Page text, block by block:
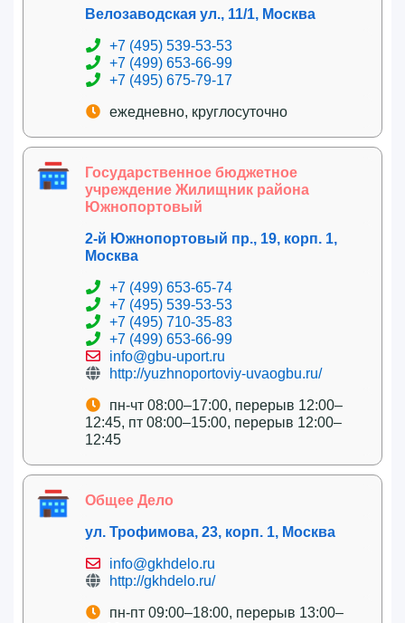
Велозаводская ул., 11/1, Москва
+7 (495) 539-53-53
+7 (499) 653-66-99
+7 (495) 675-79-17
ежедневно, круглосуточно
Государственное бюджетное
учреждение Жилищник района
Южнопортовый
2-й Южнопортовый пр., 19, корп. 1,
Москва
+7 (499) 653-65-74
+7 (495) 539-53-53
+7 (495) 710-35-83
+7 (499) 653-66-99
info@gbu-uport.ru
http://yuzhnoportoviy-uvaogbu.ru/
пн-чт 08:00–17:00, перерыв 12:00–
12:45, пт 08:00–15:00, перерыв 12:00–
12:45
Общее Дело
ул. Трофимова, 23, корп. 1, Москва
info@gkhdelo.ru
http://gkhdelo.ru/
пн-пт 09:00–18:00, перерыв 13:00–